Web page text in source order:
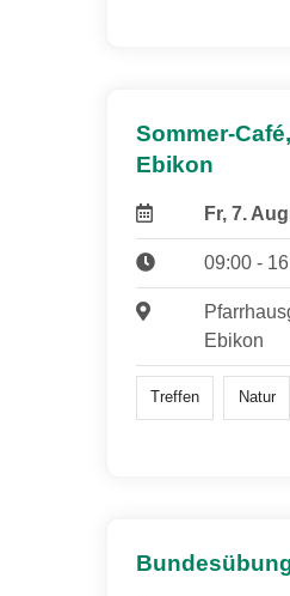
Sommer-
Ebikon
Fr, 7.
09:00 -
Ebikon
Treffen Natur